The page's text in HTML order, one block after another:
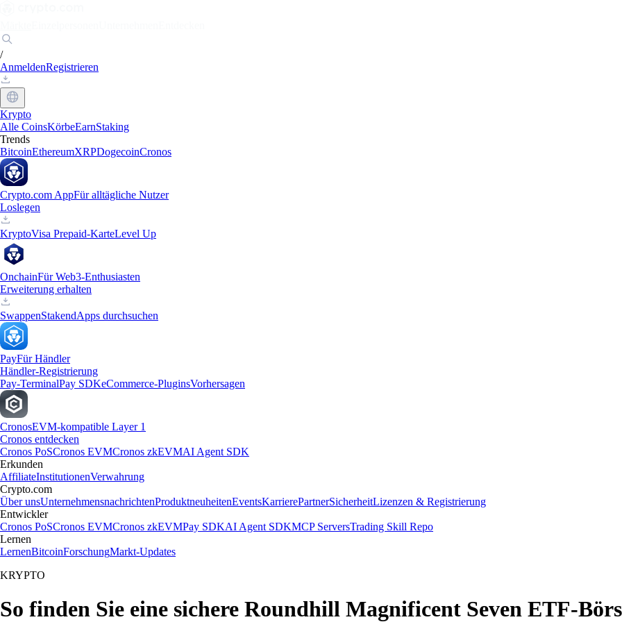
/
AnmeldenRegistrieren
Krypto
Alle CoinsKörbeEarnStaking
Trends
BitcoinEthereumXRPDogecoinCronos
Crypto.com AppFür alltägliche Nutzer
Loslegen
KryptoVisa Prepaid-KarteLevel Up
OnchainFür Web3-Enthusiasten
Erweiterung erhalten
SwappenStakendApps durchsuchen
PayFür Händler
Händler-Registrierung
Pay-TerminalPay SDKeCommerce-PluginsVorhersagen
CronosEVM-kompatible Layer 1
Cronos entdecken
Cronos PoSCronos EVMCronos zkEVMAI Agent SDK
Erkunden
AffiliateInstitutionenVerwahrung
Crypto.com
Über unsUnternehmensnachrichtenProduktneuheitenEventsKarrierePartnerSicherheitLizenzen & Registrierung
Entwickler
Cronos PoSCronos EVMCronos zkEVMPay SDKAI Agent SDKMCP ServersTrading Skill Repo
Lernen
LernenBitcoinForschungMarkt-Updates
KRYPTO
So finden Sie eine sichere Roundhill Magnificent Seven ETF-